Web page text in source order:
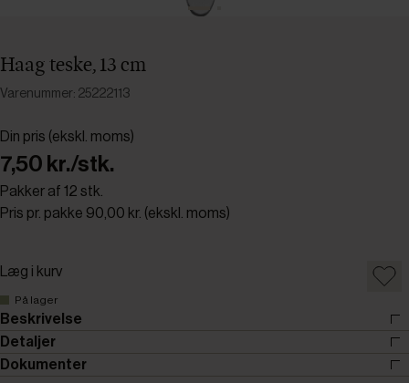
Haag teske, 13 cm
Varenummer: 25222113
Din pris (ekskl. moms)
7,50 kr./stk.
Pakker af 12 stk.
Pris pr. pakke 90,00 kr. (ekskl. moms)
Læg i kurv
På lager
Beskrivelse
Detaljer
Dokumenter